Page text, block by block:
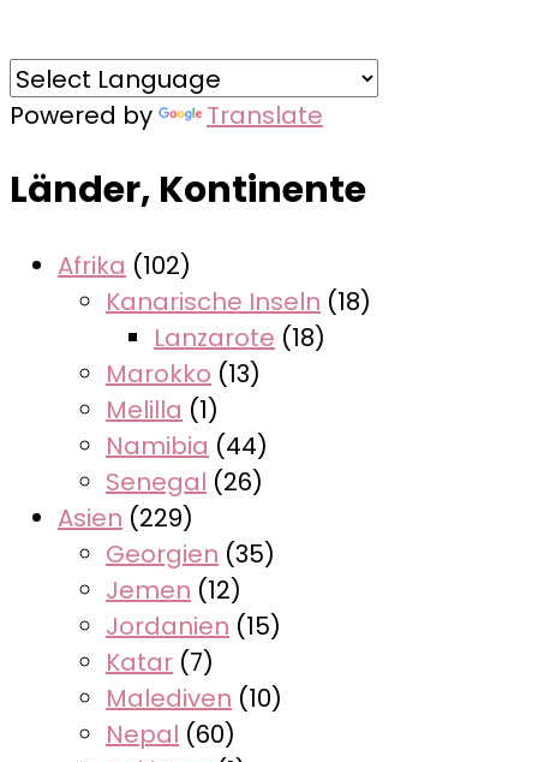
Powered by Translate
Länder, Kontinente
Afrika (102)
Kanarische Inseln (18)
Lanzarote (18)
Marokko (13)
Melilla (1)
Namibia (44)
Senegal (26)
Asien (229)
Georgien (35)
Jemen (12)
Jordanien (15)
Katar (7)
Malediven (10)
Nepal (60)